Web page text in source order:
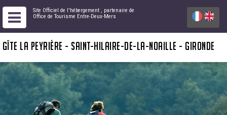
Site Officiel de l'hébergement , partenaire de
Office de Tourisme Entre-Deux-Mers
GÎTE LA PEYRIÈRE - SAINT-HILAIRE-DE-LA-NOAILLE - GIRONDE